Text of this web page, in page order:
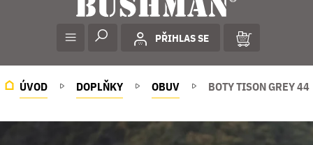
PŘIHLAS SE
ÚVOD DOPLŇKY OBUV BOTY TISON GREY 44